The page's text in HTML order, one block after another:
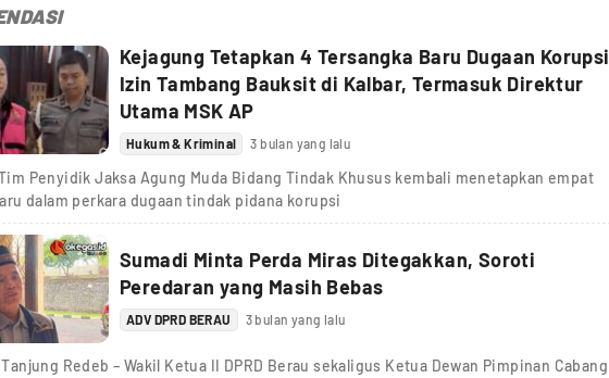
Kejagung Tetapkan 4 Tersangka Baru Dugaan Korupsi
Izin Tambang Bauksit di Kalbar, Termasuk Direktur
Utama MSK AP
Hukum & Kriminal 3 bulan yang lalu
Penyidik Jaksa Agung Muda Bidang Tindak Khusus kembali menetapkan empat
dalam perkara dugaan tindak pidana korupsi
Sumadi Minta Perda Miras Ditegakkan, Soroti
Peredaran yang Masih Bebas
ADV DPRD BERAU 3 bulan yang lalu
Tanjung Redeb – Wakil Ketua II DPRD Berau sekaligus Ketua Dewan Pimpinan Cabang